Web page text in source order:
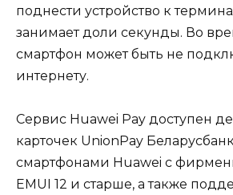
поднести устройство к
занимает доли секунды. Во
смартфон может быть не
интернету.
Сервис Huawei Pay доступен
карточек UnionPay
смартфонами Huawei с
EMUI 12 и старше, а также